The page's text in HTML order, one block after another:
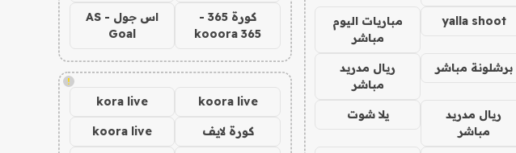
yalla shoot
مباريات اليوم
مباشر
برشلونة مباشر
ريال مدريد
مباشر
ريال مدريد
مباشر
يلا شوت
كورة 365 -
kooora 365
اس جول - AS
Goal
!
koora live
kora live
كورة لايف koora live